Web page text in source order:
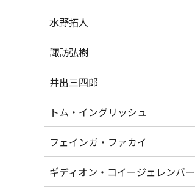
水野拓人
諏訪弘樹
井出三四郎
トム・イングリッシュ
フェインガ・ファカイ
ギディオン・コイージェレンバ